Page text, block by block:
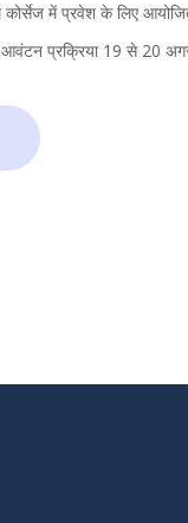
में प्रवेश के लिए
प्रक्रिया 19 से 20